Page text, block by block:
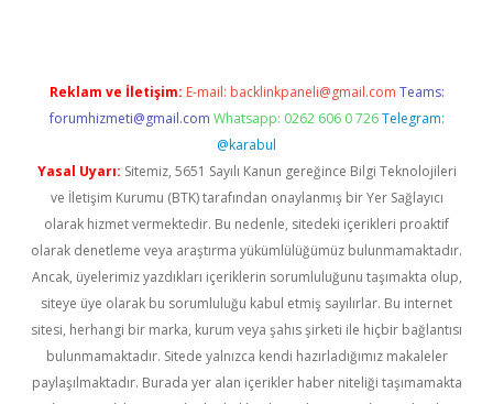
Reklam ve İletişim: E-mail: backlinkpaneli@gmail.com Teams:
forumhizmeti@gmail.com Whatsapp: 0262 606 0 726 Telegram:
@karabul
Yasal Uyarı: Sitemiz, 5651 Sayılı Kanun gereğince Bilgi Teknolojileri
ve İletişim Kurumu (BTK) tarafından onaylanmış bir Yer Sağlayıcı
olarak hizmet vermektedir. Bu nedenle, sitedeki içerikleri proaktif
olarak denetleme veya araştırma yükümlülüğümüz bulunmamaktadır.
Ancak, üyelerimiz yazdıkları içeriklerin sorumluluğunu taşımakta olup,
siteye üye olarak bu sorumluluğu kabul etmiş sayılırlar. Bu internet
sitesi, herhangi bir marka, kurum veya şahıs şirketi ile hiçbir bağlantısı
bulunmamaktadır. Sitede yalnızca kendi hazırladığımız makaleler
paylaşılmaktadır. Burada yer alan içerikler haber niteliği taşımamakta